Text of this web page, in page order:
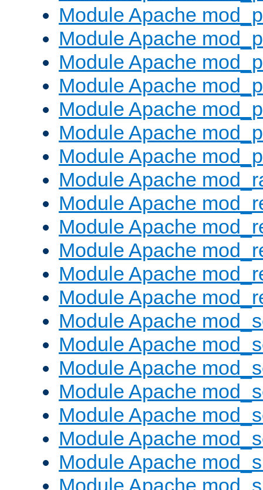
Module Apache
Module Apache
Module Apache
Module Apache
Module Apache
Module Apache
Module Apache
Module Apache
Module Apache
Module Apache
Module Apache
Module Apache
Module Apache
Module Apache
Module Apache
Module Apache
Module Apache
Module Apache
Module Apache
Module Apache
Module Apache